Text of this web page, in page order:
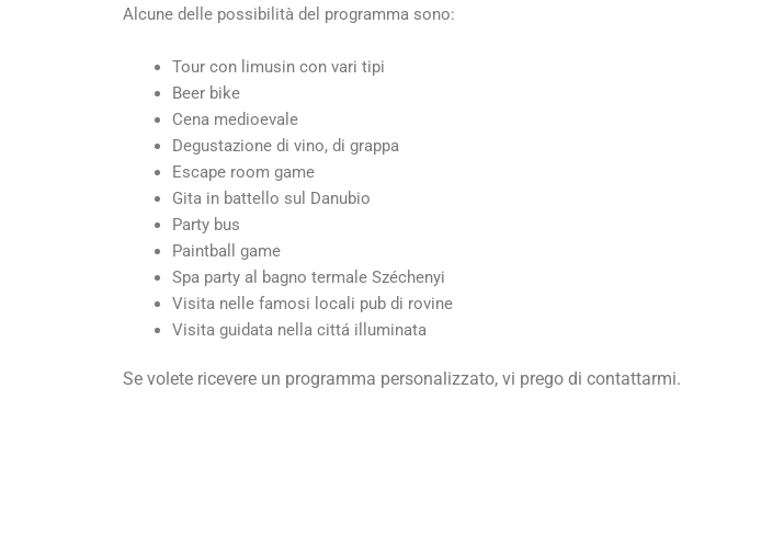
Alcune delle possibilità del programma sono:
Tour con limusin con vari tipi
Beer bike
Cena medioevale
Degustazione di vino, di grappa
Escape room game
Gita in battello sul Danubio
Party bus
Paintball game
Spa party al bagno termale Széchenyi
Visita nelle famosi locali pub di rovine
Visita guidata nella cittá illuminata
Se volete ricevere un programma personalizzato, vi prego di contattarmi.